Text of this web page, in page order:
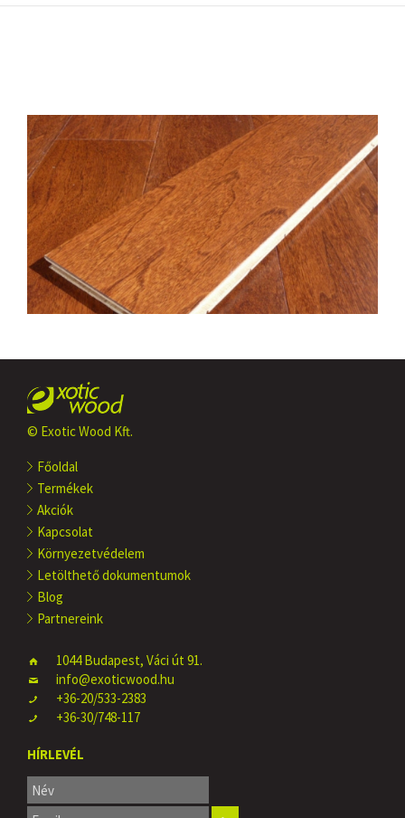
© Exotic Wood Kft.
Főoldal
Termékek
Akciók
Kapcsolat
Környezetvédelem
Letölthető dokumentumok
Blog
Partnereink
1044 Budapest, Váci út 91.
info@exoticwood.hu
+36-20/533-2383
+36-30/748-117
HÍRLEVÉL